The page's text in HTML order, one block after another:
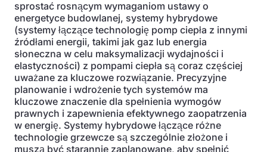
sprostać rosnącym wymaganiom ustawy o
energetyce budowlanej, systemy hybrydowe
(systemy łączące technologię pomp ciepła z innymi
źródłami energii, takimi jak gaz lub energia
słoneczna w celu maksymalizacji wydajności i
elastyczności) z pompami ciepła są coraz częściej
uważane za kluczowe rozwiązanie. Precyzyjne
planowanie i wdrożenie tych systemów ma
kluczowe znaczenie dla spełnienia wymogów
prawnych i zapewnienia efektywnego zaopatrzenia
w energię. Systemy hybrydowe łączące różne
technologie grzewcze są szczególnie złożone i
muszą być starannie zaplanowane, aby spełnić